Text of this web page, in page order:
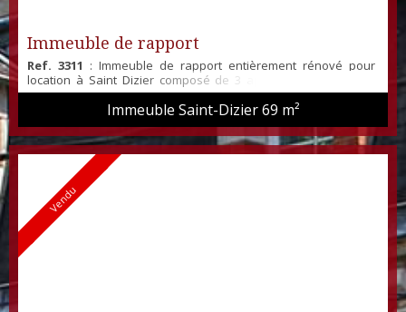
Immeuble de rapport
Ref. 3311 : Immeuble de rapport entièrement rénové pour
location à Saint Dizier composé de 3 appartements de type
1bis identiques. Ils offrent un séjour avec coin cuisine meublée
et équipée, une chambre en mezzanine avec rangement et
une salle de douche avec WC. Chauffage électrique - Double
vitrage bois et PVC pour un logement - Immeuble entièrement
loué. Idéal pour un investissement locatif. Ra...
Immeuble Saint-Dizier69 m²
Vendu